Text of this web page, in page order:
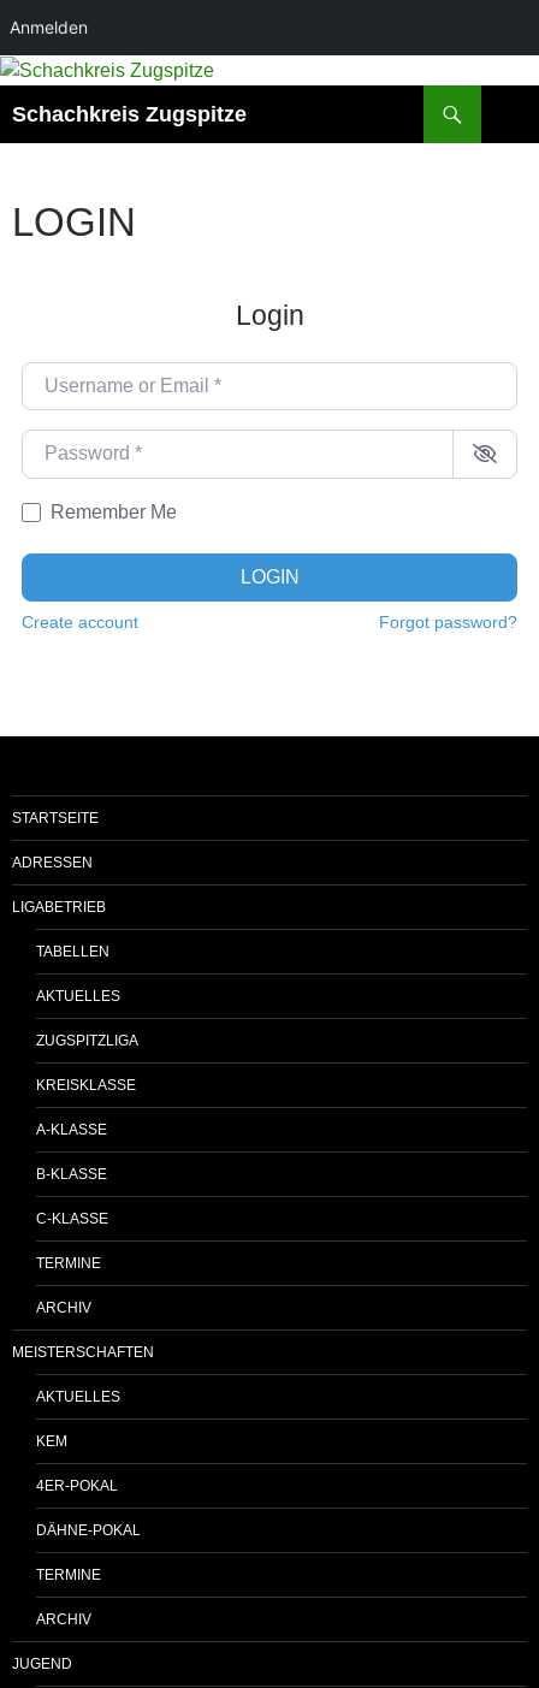
Anmelden
Zum
springen
Schachkreis Zugspitze
LOGIN
Login
Username or Email
Password
Remember Me
LOGIN
Create account Forgot password?
STARTSEITE
ADRESSEN
LIGABETRIEB
TABELLEN
AKTUELLES
ZUGSPITZLIGA
KREISKLASSE
A-KLASSE
B-KLASSE
C-KLASSE
TERMINE
ARCHIV
MEISTERSCHAFTEN
AKTUELLES
KEM
4ER-POKAL
DÄHNE-POKAL
TERMINE
ARCHIV
JUGEND